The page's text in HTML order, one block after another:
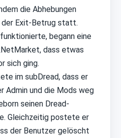
die Abhebungen
Exit-Betrug statt.
begann eine
dass etwas
sich ging.
im subDread, dass er
Admin und die Mods weg
seinen Dread-
Gleichzeitig postete er
der Benutzer gelöscht